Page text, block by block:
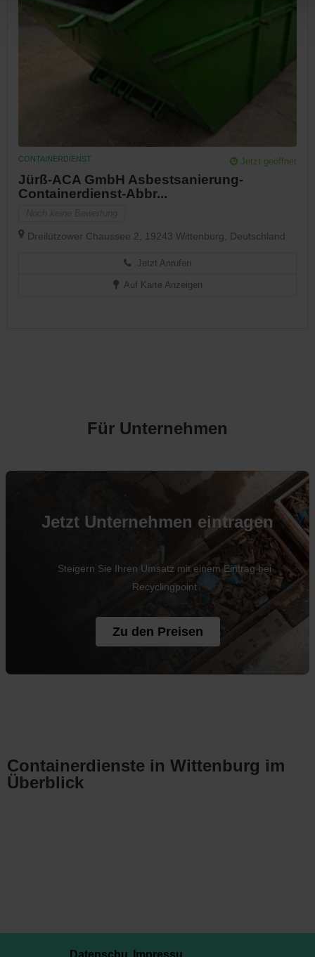
CONTAINERDIENST Jetzt geöffnet
Jürß-ACA GmbH Asbestsanierung-
Containerdienst-Abbr...
Dreilützower Chaussee 2, 19243 Wittenburg, Deutschland
Jetzt Anrufen
Auf Karte Anzeigen
Für Unternehmen
Jetzt Unternehmen eintragen
Steigern Sie Ihren Umsatz mit einem Eintrag bei
Recyclingpoint
Zu den Preisen
Containerdienste in Wittenburg im
Überblick
Datenschu Impressu